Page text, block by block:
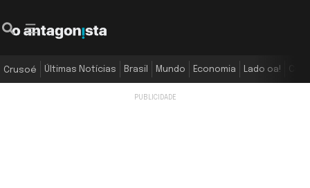
Crusoé Últimas Notícias Brasil Mundo Economia Lado oa!